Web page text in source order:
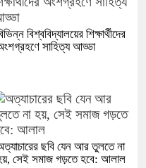
বিশ্ববিদ্যালয়ের শিক্ষার্থীদের
সাহিত্য আড্ডা
ছবি যেন আর তুলতে না
সেই সমাজ গড়তে হবে: আলাল